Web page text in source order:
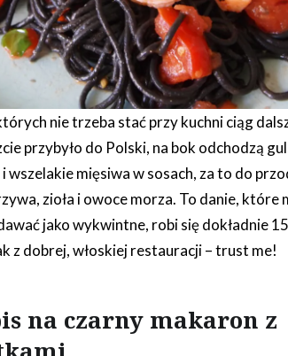
nie trzeba stać przy kuchni ciąg
przybyło do Polski, na bok odchodzą
wszelakie mięsiwa w sosach, za to do
zioła i owoce morza. To danie, które
jako wykwintne, robi się dokładnie
z dobrej, włoskiej restauracji – trust me!
na czarny makaron z